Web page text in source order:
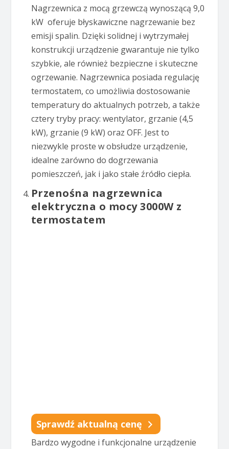
Nagrzewnica z mocą grzewczą wynoszącą 9,0
kW oferuje błyskawiczne nagrzewanie bez
emisji spalin. Dzięki solidnej i wytrzymałej
konstrukcji urządzenie gwarantuje nie tylko
szybkie, ale również bezpieczne i skuteczne
ogrzewanie. Nagrzewnica posiada regulację
termostatem, co umożliwia dostosowanie
temperatury do aktualnych potrzeb, a także
cztery tryby pracy: wentylator, grzanie (4,5
kW), grzanie (9 kW) oraz OFF. Jest to
niezwykle proste w obsłudze urządzenie,
idealne zarówno do dogrzewania
pomieszczeń, jak i jako stałe źródło ciepła.
Przenośna nagrzewnica
elektryczna o mocy 3000W z
termostatem
Sprawdź aktualną cenę
Bardzo wygodne i funkcjonalne urządzenie